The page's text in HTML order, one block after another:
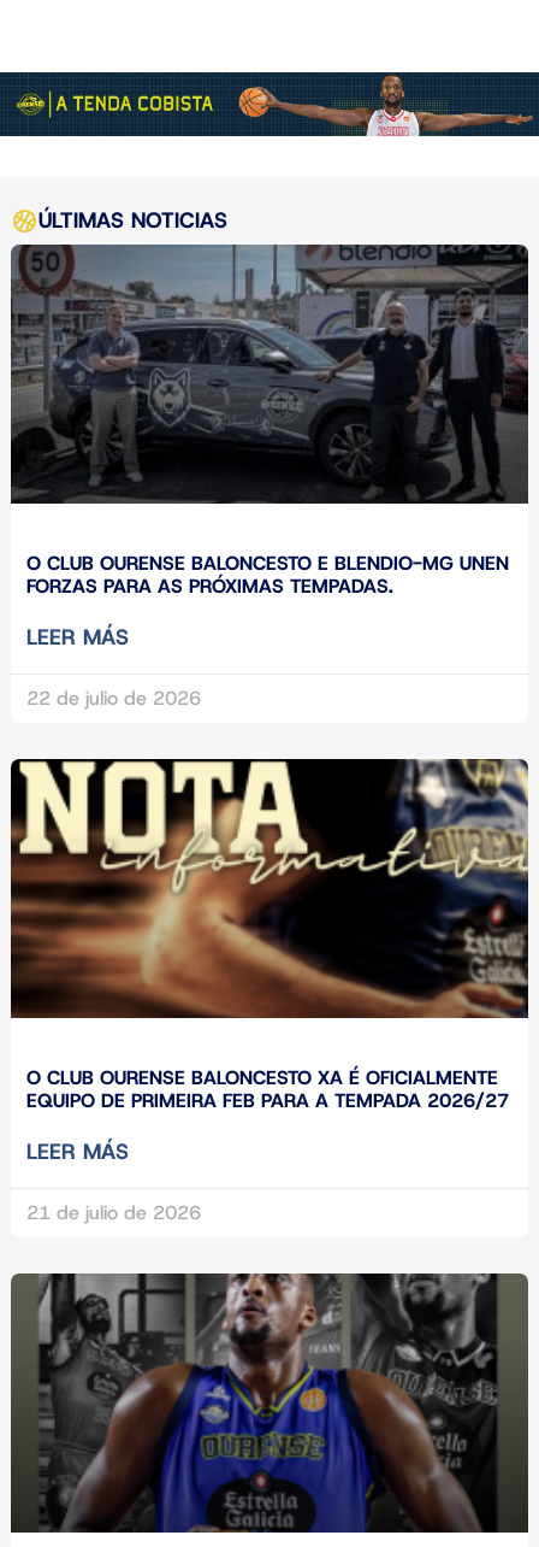
ÚLTIMAS NOTICIAS
O CLUB OURENSE BALONCESTO E BLENDIO-MG UNEN
FORZAS PARA AS PRÓXIMAS TEMPADAS.
LEER MÁS
22 de julio de 2026
O CLUB OURENSE BALONCESTO XA É OFICIALMENTE
EQUIPO DE PRIMEIRA FEB PARA A TEMPADA 2026/27
LEER MÁS
21 de julio de 2026